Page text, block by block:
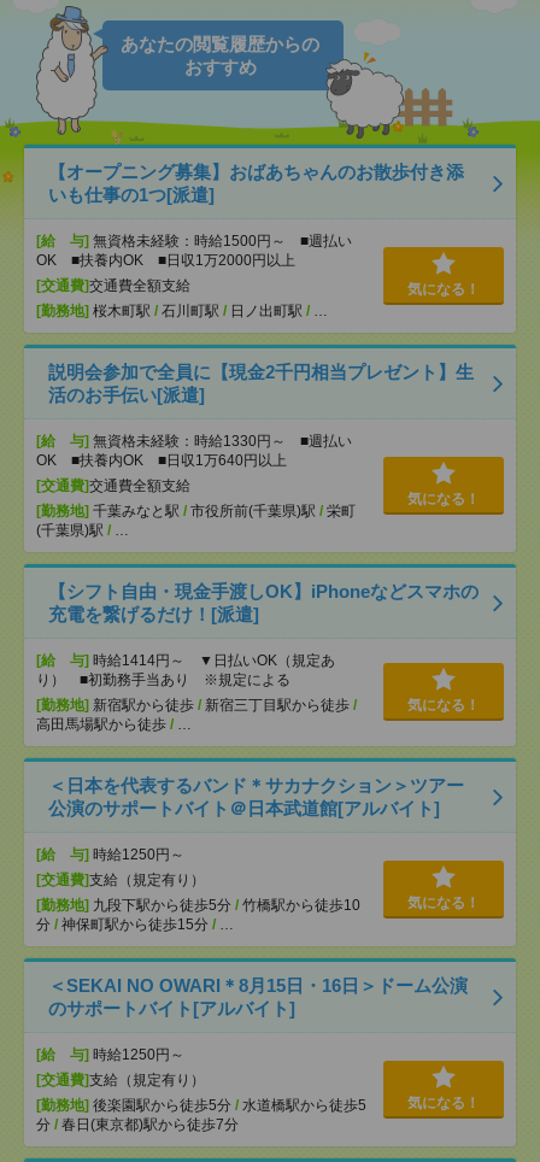
あなたの閲覧履歴からの
おすすめ
【オープニング募集】おばあちゃんのお散歩付き添
いも仕事の1つ[派遣]
[給 与] 無資格未経験：時給1500円～ ■週払い
OK ■扶養内OK ■日収1万2000円以上
[交通費]交通費全額支給
[勤務地] 桜木町駅 / 石川町駅 / 日ノ出町駅 / …
気になる！
説明会参加で全員に【現金2千円相当プレゼント】生
活のお手伝い[派遣]
[給 与] 無資格未経験：時給1330円～ ■週払い
OK ■扶養内OK ■日収1万640円以上
[交通費]交通費全額支給
[勤務地] 千葉みなと駅 / 市役所前(千葉県)駅 / 栄町
(千葉県)駅 / …
気になる！
【シフト自由・現金手渡しOK】iPhoneなどスマホの
充電を繋げるだけ！[派遣]
[給 与] 時給1414円～ ▼日払いOK（規定あ
り） ■初勤務手当あり ※規定による
[勤務地] 新宿駅から徒歩 / 新宿三丁目駅から徒歩 /
高田馬場駅から徒歩 / …
気になる！
＜日本を代表するバンド＊サカナクション＞ツアー
公演のサポートバイト＠日本武道館[アルバイト]
[給 与] 時給1250円～
[交通費]支給（規定有り）
[勤務地] 九段下駅から徒歩5分 / 竹橋駅から徒歩10
分 / 神保町駅から徒歩15分 / …
気になる！
＜SEKAI NO OWARI＊8月15日・16日＞ドーム公演
のサポートバイト[アルバイト]
[給 与] 時給1250円～
[交通費]支給（規定有り）
[勤務地] 後楽園駅から徒歩5分 / 水道橋駅から徒歩5
分 / 春日(東京都)駅から徒歩7分
気になる！